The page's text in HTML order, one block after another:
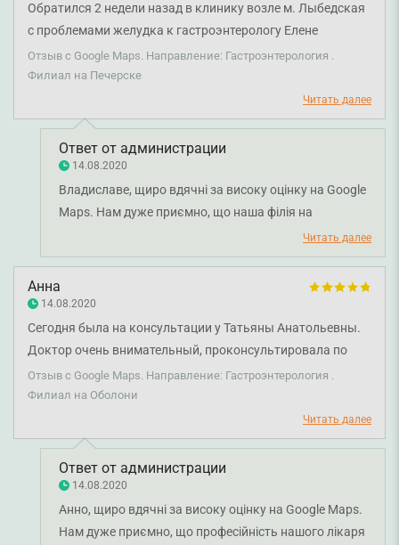
Обратился 2 недели назад в клинику возле м. Лыбедская
с проблемами желудка к гастроэнтерологу Елене
Дмитриевне. Врач ну очень внимательная, направила на
обследование, затем назначила лечение. Все отлично!
Желудок не беспокоит, могу ночью спать, я доволен!
Вообще клиника очень хорошая, все доброжелательны.
Отзыв с Google Maps. Направление: Гастроэнтерология .
Филиал на Печерске
Читать далее
Ответ от администрации
14.08.2020
Владиславе, щиро вдячні за високу оцінку на Google
Maps. Нам дуже приємно, що наша філія на
Либідській і професійність лікаря залишили у вас
лише позитивні враження. Дякуємо за довіру і щиро
Читать далее
Анна
14.08.2020
Сегодня была на консультации у Татьяны Анатольевны.
Доктор очень внимательный, проконсультировала по
всем вопросам. Спасибо большое!
Отзыв с Google Maps. Направление: Гастроэнтерология .
Филиал на Оболони
Читать далее
Ответ от администрации
14.08.2020
Анно, щиро вдячні за високу оцінку на Google Maps.
Нам дуже приємно, що професійність нашого лікаря